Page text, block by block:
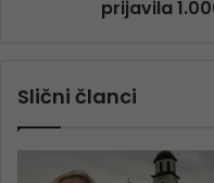
prijavila
Slični članci